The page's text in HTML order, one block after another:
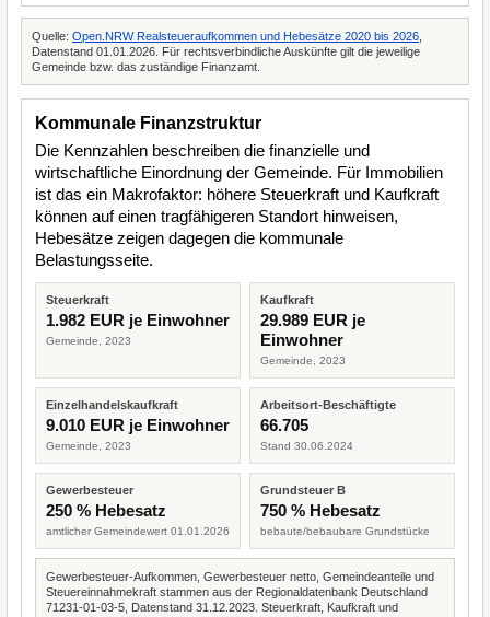
Quelle: Open.NRW Realsteueraufkommen und Hebesätze 2020 bis 2026
Datenstand 01.01.2026. Für rechtsverbindliche Auskünfte gilt die jeweilige
Gemeinde bzw. das zuständige Finanzamt.
Kommunale Finanzstruktur
Die Kennzahlen beschreiben die finanzielle und
wirtschaftliche Einordnung der Gemeinde. Für Immobilien
ist das ein Makrofaktor: höhere Steuerkraft und Kaufkraft
können auf einen tragfähigeren Standort hinweisen,
Hebesätze zeigen dagegen die kommunale
Belastungsseite.
Steuerkraft
1.982 EUR je Einwohner
Gemeinde, 2023
Kaufkraft
29.989 EUR je
Einwohner
Gemeinde, 2023
Einzelhandelskaufkraft
9.010 EUR je Einwohner
Gemeinde, 2023
Arbeitsort-Beschäftigte
66.705
Stand 30.06.2024
Gewerbesteuer
250 % Hebesatz
amtlicher Gemeindewert 01.01.2026
Grundsteuer B
750 % Hebesatz
bebaute/bebaubare Grundstücke
Gewerbesteuer-Aufkommen, Gewerbesteuer netto, Gemeindeanteile und
Steuereinnahmekraft stammen aus der Regionaldatenbank Deutschland
71231-01-03-5, Datenstand 31.12.2023. Steuerkraft, Kaufkraft und